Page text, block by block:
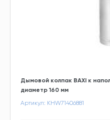
Дымовой колпак BAXI к
диаметр 160 мм
Артикул: KHW71406881